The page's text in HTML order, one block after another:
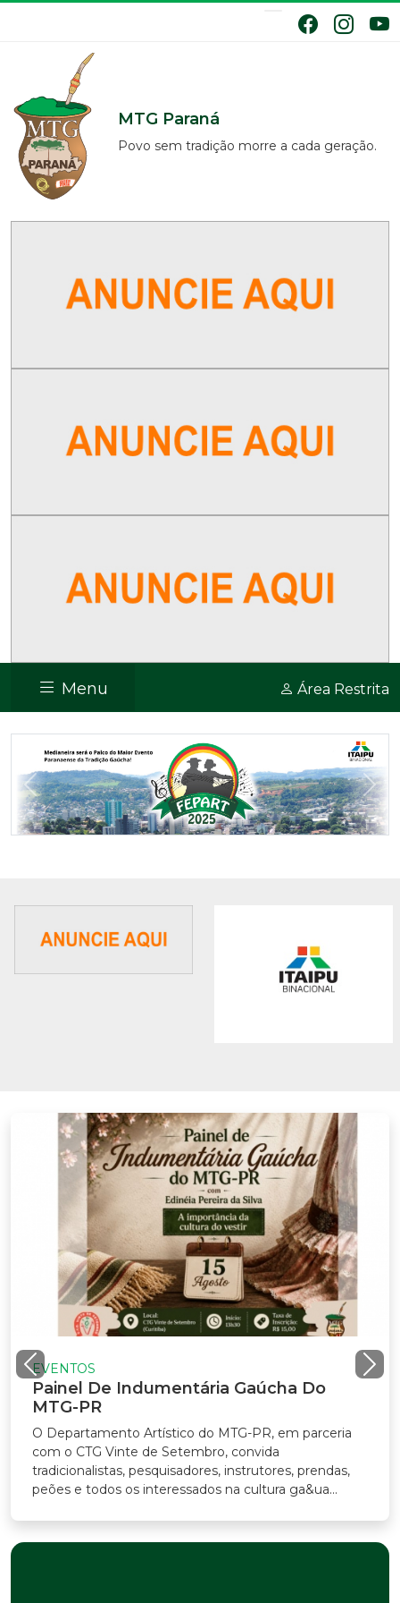
MTG Paraná
Povo sem tradição morre a cada geração.
Menu Área Restrita
Previous
De Indumentária Gaúcha Do
PR
Artístico do MTG-PR, em parceria
o CTG Vinte de Setembro, convida
pesquisadores, instrutores, prendas,
e todos os interessados na cultura ga&ua...